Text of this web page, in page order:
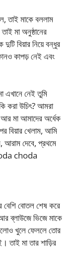
তাই মাকে বললাম
মা অনুষ্ঠানের
বিয়ার নিয়ে বন্ধুর
কাপড় নেই এবং
এখানে নেই তুমি
করা উচিৎ? আমরা
আর মা আমাদের অর্ধেক
বিয়ার খেলাম, আমি
আরাম দেবে, প্রথমে
choda
বেশি বোতল শেষ করে
ব্লাউজে ভিজে মাকে
খুলে ফেললে তোর
তাই মা তার শাড়ির